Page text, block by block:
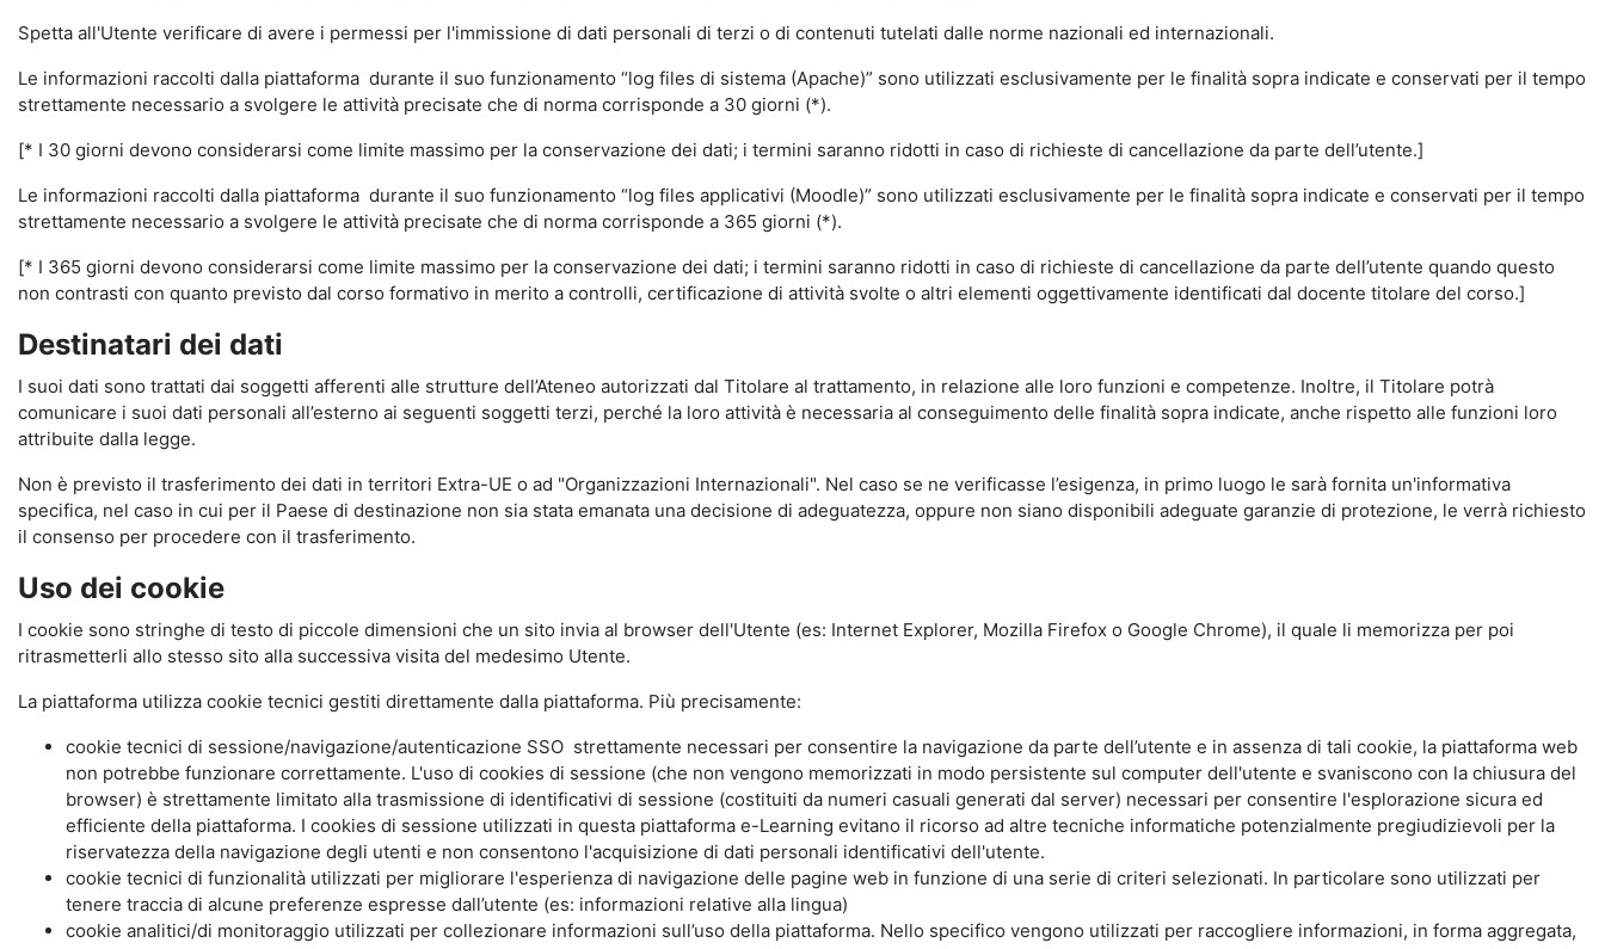
Spetta all'Utente verificare di avere i permessi per l'immissione di dati personali di terzi o di contenuti tutelati dalle norme nazionali ed internazionali.
Le informazioni raccolti dalla piattaforma durante il suo funzionamento “log files di sistema (Apache)” sono utilizzati esclusivamente per le finalità sopra indicate e conservati per il tempo
strettamente necessario a svolgere le attività precisate che di norma corrisponde a 30 giorni (*).
[* I 30 giorni devono considerarsi come limite massimo per la conservazione dei dati; i termini saranno ridotti in caso di richieste di cancellazione da parte dell’utente.]
Le informazioni raccolti dalla piattaforma durante il suo funzionamento “log files applicativi (Moodle)” sono utilizzati esclusivamente per le finalità sopra indicate e conservati per il tempo
strettamente necessario a svolgere le attività precisate che di norma corrisponde a 365 giorni (*).
[* I 365 giorni devono considerarsi come limite massimo per la conservazione dei dati; i termini saranno ridotti in caso di richieste di cancellazione da parte dell’utente quando questo
non contrasti con quanto previsto dal corso formativo in merito a controlli, certificazione di attività svolte o altri elementi oggettivamente identificati dal docente titolare del corso.]
Destinatari dei dati
I suoi dati sono trattati dai soggetti afferenti alle strutture dell’Ateneo autorizzati dal Titolare al trattamento, in relazione alle loro funzioni e competenze. Inoltre, il Titolare potrà
comunicare i suoi dati personali all’esterno ai seguenti soggetti terzi, perché la loro attività è necessaria al conseguimento delle finalità sopra indicate, anche rispetto alle funzioni loro
attribuite dalla legge.
Non è previsto il trasferimento dei dati in territori Extra-UE o ad "Organizzazioni Internazionali". Nel caso se ne verificasse l’esigenza, in primo luogo le sarà fornita un'informativa
specifica, nel caso in cui per il Paese di destinazione non sia stata emanata una decisione di adeguatezza, oppure non siano disponibili adeguate garanzie di protezione, le verrà richiesto
il consenso per procedere con il trasferimento.
Uso dei cookie
I cookie sono stringhe di testo di piccole dimensioni che un sito invia al browser dell'Utente (es: Internet Explorer, Mozilla Firefox o Google Chrome), il quale li memorizza per poi
ritrasmetterli allo stesso sito alla successiva visita del medesimo Utente.
La piattaforma utilizza cookie tecnici gestiti direttamente dalla piattaforma. Più precisamente:
cookie tecnici di sessione/navigazione/autenticazione SSO strettamente necessari per consentire la navigazione da parte dell’utente e in assenza di tali cookie, la piattaforma web
non potrebbe funzionare correttamente. L'uso di cookies di sessione (che non vengono memorizzati in modo persistente sul computer dell'utente e svaniscono con la chiusura del
browser) è strettamente limitato alla trasmissione di identificativi di sessione (costituiti da numeri casuali generati dal server) necessari per consentire l'esplorazione sicura ed
efficiente della piattaforma. I cookies di sessione utilizzati in questa piattaforma e-Learning evitano il ricorso ad altre tecniche informatiche potenzialmente pregiudizievoli per la
riservatezza della navigazione degli utenti e non consentono l'acquisizione di dati personali identificativi dell'utente.
cookie tecnici di funzionalità utilizzati per migliorare l'esperienza di navigazione delle pagine web in funzione di una serie di criteri selezionati. In particolare sono utilizzati per
tenere traccia di alcune preferenze espresse dall’utente (es: informazioni relative alla lingua)
cookie analitici/di monitoraggio utilizzati per collezionare informazioni sull’uso della piattaforma. Nello specifico vengono utilizzati per raccogliere informazioni, in forma aggregata,